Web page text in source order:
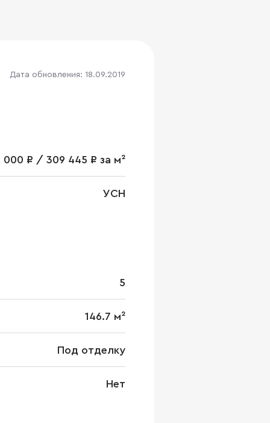
Дата обновления: 18.09.2019
000 ₽ / 309 445 ₽ за м²
УСН
5
146.7 м²
Под отделку
Нет